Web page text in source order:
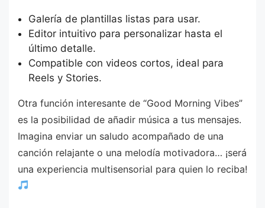
Galería de plantillas listas para usar.
Editor intuitivo para personalizar hasta el
último detalle.
Compatible con videos cortos, ideal para
Reels y Stories.
Otra función interesante de “Good Morning Vibes”
es la posibilidad de añadir música a tus mensajes.
Imagina enviar un saludo acompañado de una
canción relajante o una melodía motivadora… ¡será
una experiencia multisensorial para quien lo reciba!